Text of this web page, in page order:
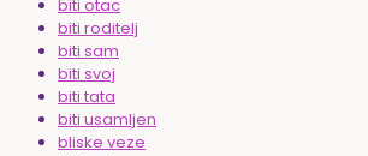
biti otac
biti roditelj
biti sam
biti svoj
biti tata
biti usamljen
bliske veze